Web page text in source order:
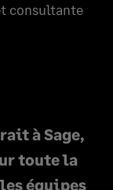
consultante
à Sage,
toute la
équipes